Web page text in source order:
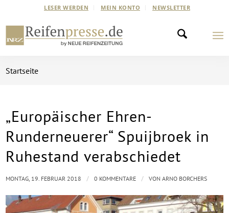
LESER WERDEN MEIN KONTO NEWSLETTER
Startseite
„Europäischer Ehren-
Runderneuerer“ Spuijbroek in
Ruhestand verabschiedet
MONTAG, 19. FEBRUAR 2018 / 0 KOMMENTARE / VONARNO BORCHERS